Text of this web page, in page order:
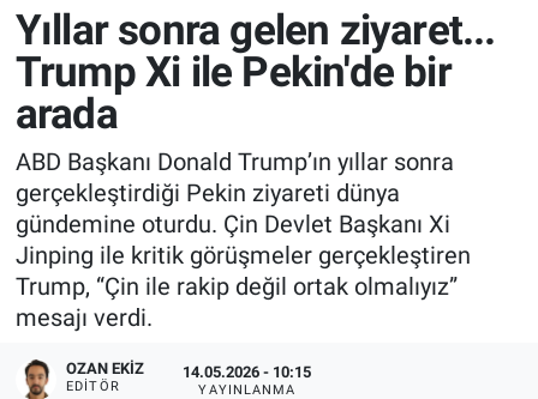
Yıllar sonra gelen ziyaret...
Trump Xi ile Pekin'de bir
arada
ABD Başkanı Donald Trump’ın yıllar sonra
gerçekleştirdiği Pekin ziyareti dünya
gündemine oturdu. Çin Devlet Başkanı Xi
Jinping ile kritik görüşmeler gerçekleştiren
Trump, “Çin ile rakip değil ortak olmalıyız”
mesajı verdi.
OZAN EKIZ
EDITÖR
14.05.2026 - 10:15
YAYINLANMA